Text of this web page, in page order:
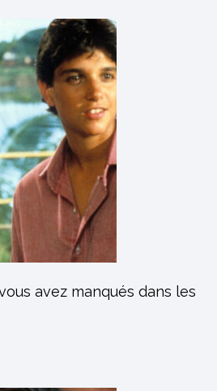
avez manqués dans les